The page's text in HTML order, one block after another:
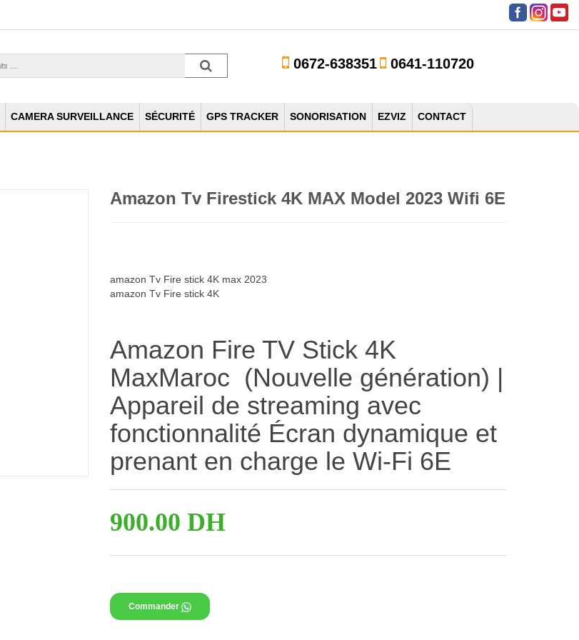
0672-638351 0641-110720
CAMERA SURVEILLANCE SÉCURITÉ GPS TRACKER SONORISATION EZVIZ CONTACT
Amazon Tv Firestick 4K MAX Model 2023 Wifi 6E
amazon Tv Fire stick 4K max 2023
amazon Tv Fire stick 4K
Amazon Fire TV Stick 4K
MaxMaroc (Nouvelle génération) |
Appareil de streaming avec
fonctionnalité Écran dynamique et
prenant en charge le Wi-Fi 6E
900.00 DH
Commander